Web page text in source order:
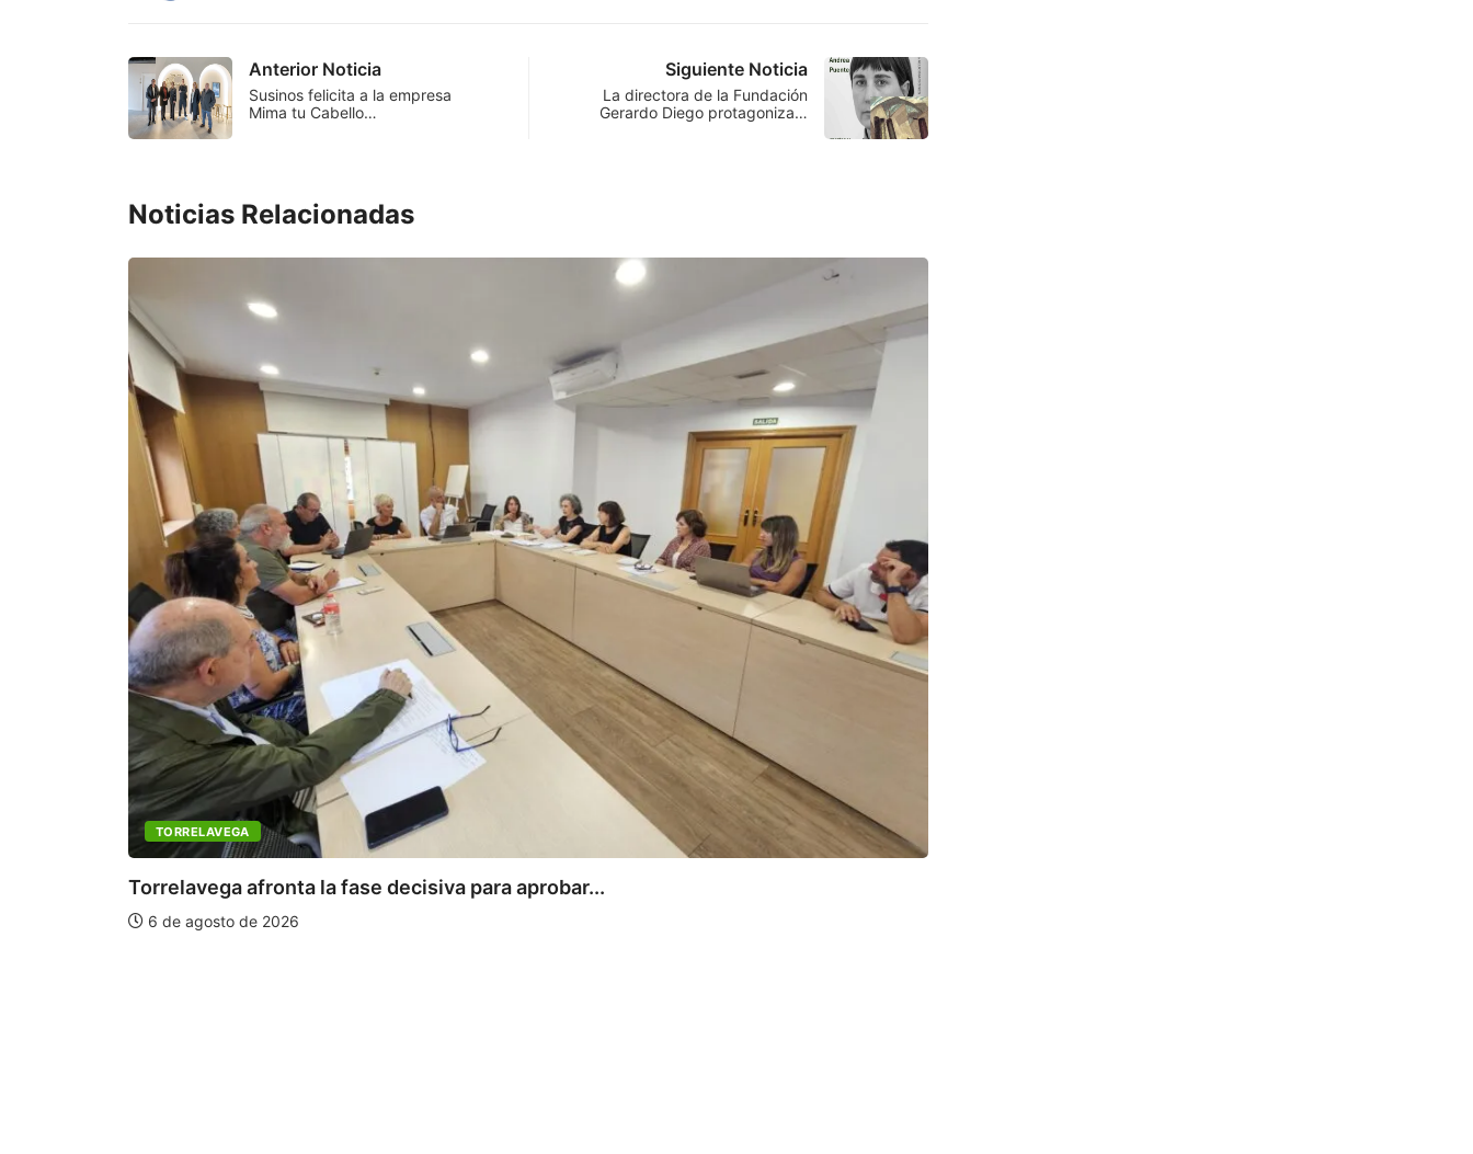
Anterior Noticia
Susinos felicita a la empresa
Mima tu Cabello…
Siguiente Noticia
La directora de la Fundación
Gerardo Diego protagoniza…
Noticias Relacionadas
TORRELAVEGA
Torrelavega afronta la fase decisiva para aprobar...
6 de agosto de 2026